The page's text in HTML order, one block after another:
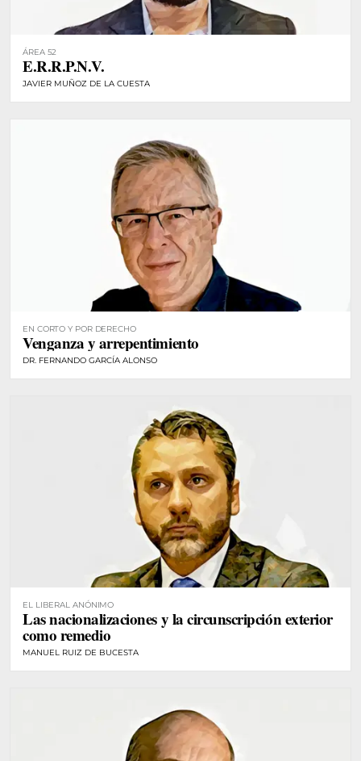
ÁREA 52
E.R.R.P.N.V.
JAVIER MUÑOZ DE LA CUESTA
EN CORTO Y POR DERECHO
Venganza y arrepentimiento
DR. FERNANDO GARCÍA ALONSO
EL LIBERAL ANÓNIMO
Las nacionalizaciones y la circunscripción exterior
como remedio
MANUEL RUIZ DE BUCESTA